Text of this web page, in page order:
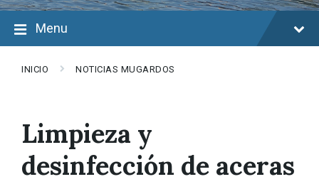
Menu
INICIO NOTICIAS MUGARDOS
Limpieza y
desinfección de aceras